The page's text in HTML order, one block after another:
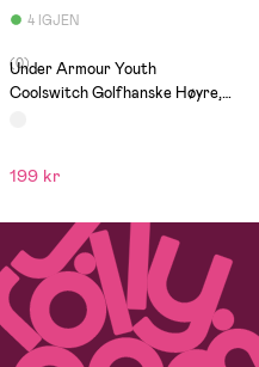
4 IGJEN
(0)
Under Armour Youth
Coolswitch Golfhanske Høyre,
199 kr